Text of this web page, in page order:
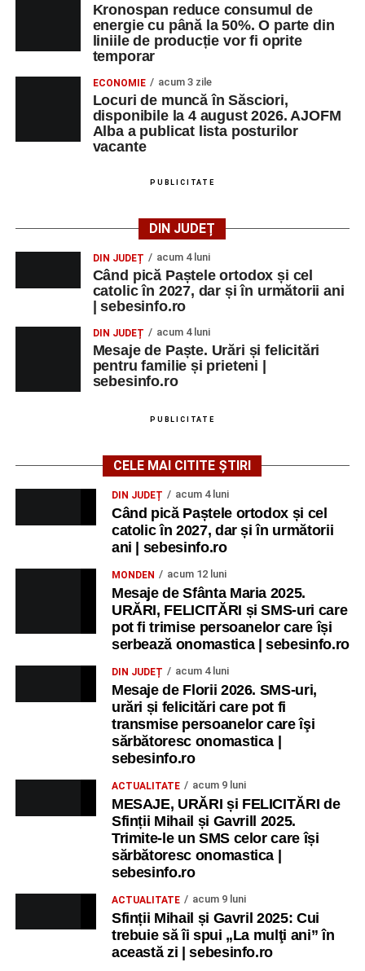
Kronospan reduce consumul de
energie cu până la 50%. O parte din
liniile de producție vor fi oprite
temporar
ECONOMIE acum 3 zile
Locuri de muncă în Săsciori,
disponibile la 4 august 2026. AJOFM
Alba a publicat lista posturilor
vacante
PUBLICITATE
DIN JUDEȚ
DIN JUDEȚ acum 4 luni
Când pică Paștele ortodox și cel
catolic în 2027, dar și în următorii ani
| sebesinfo.ro
DIN JUDEȚ acum 4 luni
Mesaje de Paște. Urări și felicitări
pentru familie și prieteni |
sebesinfo.ro
PUBLICITATE
CELE MAI CITITE ȘTIRI
DIN JUDEȚ acum 4 luni
Când pică Paștele ortodox și cel
catolic în 2027, dar și în următorii
ani | sebesinfo.ro
MONDEN acum 12 luni
Mesaje de Sfânta Maria 2025.
URĂRI, FELICITĂRI și SMS-uri care
pot fi trimise persoanelor care își
serbează onomastica | sebesinfo.ro
DIN JUDEȚ acum 4 luni
Mesaje de Florii 2026. SMS-uri,
urări și felicitări care pot fi
transmise persoanelor care îşi
sărbătoresc onomastica |
sebesinfo.ro
ACTUALITATE acum 9 luni
MESAJE, URĂRI și FELICITĂRI de
Sfinții Mihail și Gavrill 2025.
Trimite-le un SMS celor care își
sărbătoresc onomastica |
sebesinfo.ro
ACTUALITATE acum 9 luni
Sfinții Mihail și Gavril 2025: Cui
trebuie să îi spui „La mulţi ani” în
această zi | sebesinfo.ro